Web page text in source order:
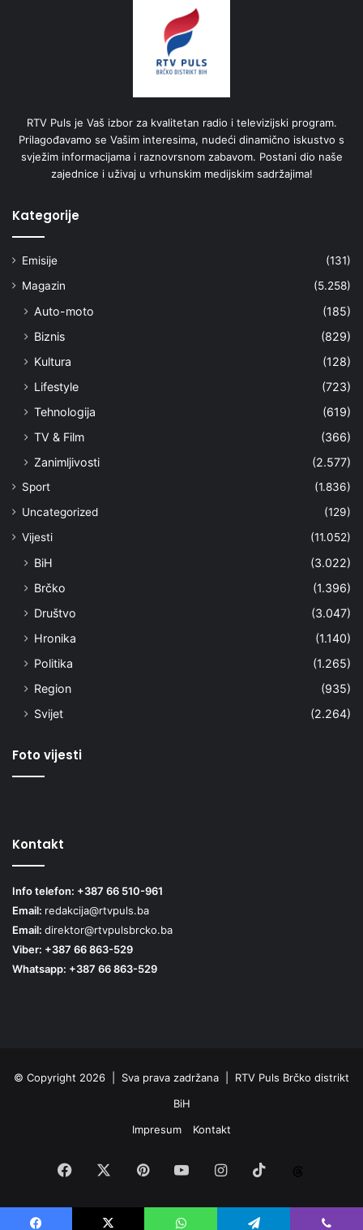
RTV Puls je Vaš izbor za kvalitetan radio i televizijski program.
Prilagođavamo se Vašim interesima, nudeći dinamično iskustvo s
svježim informacijama i raznovrsnom zabavom. Postani dio naše
zajednice i uživaj u vrhunskim medijskim sadržajima!
Kategorije
Emisije
(131)
Magazin
(5.258)
Auto-moto
(185)
Biznis
(829)
Kultura
(128)
Lifestyle
(723)
Tehnologija
(619)
TV & Film
(366)
Zanimljivosti
(2.577)
Sport
(1.836)
Uncategorized
(129)
Vijesti
(11.052)
BiH
(3.022)
Brčko
(1.396)
Društvo
(3.047)
Hronika
(1.140)
Politika
(1.265)
Region
(935)
Svijet
(2.264)
Foto vijesti
Kontakt
Info telefon: +387 66 510-961
Email: redakcija@rtvpuls.ba
Email: direktor@rtvpulsbrcko.ba
Viber: +387 66 863-529
Whatsapp: +387 66 863-529
© Copyright 2026 | Sva prava zadržana | RTV Puls Brčko distrikt
BiH
Impresum
Kontakt
Facebook PinterestYouTubeInstagram
TikTok